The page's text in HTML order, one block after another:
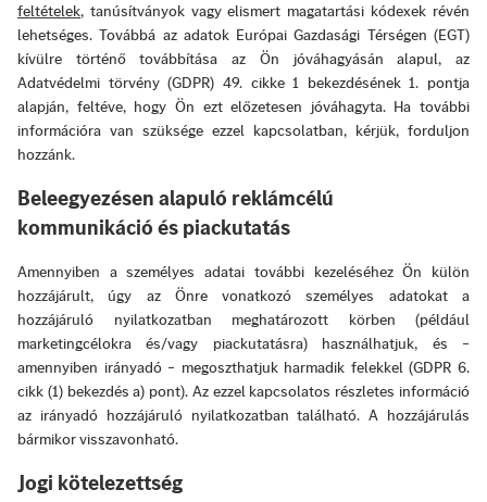
feltételek, tanúsítványok vagy elismert magatartási kódexek révén
lehetséges. Továbbá az adatok Európai Gazdasági Térségen (EGT)
kívülre történő továbbítása az Ön jóváhagyásán alapul, az
Adatvédelmi törvény (GDPR) 49. cikke 1 bekezdésének 1. pontja
alapján, feltéve, hogy Ön ezt előzetesen jóváhagyta. Ha további
információra van szüksége ezzel kapcsolatban, kérjük, forduljon
hozzánk.
Beleegyezésen alapuló reklámcélú
kommunikáció és piackutatás
Amennyiben a személyes adatai további kezeléséhez Ön külön
hozzájárult, úgy az Önre vonatkozó személyes adatokat a
hozzájáruló nyilatkozatban meghatározott körben (például
marketingcélokra és/vagy piackutatásra) használhatjuk, és –
amennyiben irányadó – megoszthatjuk harmadik felekkel (GDPR 6.
cikk (1) bekezdés a) pont). Az ezzel kapcsolatos részletes információ
az irányadó hozzájáruló nyilatkozatban található. A hozzájárulás
bármikor visszavonható.
Jogi kötelezettség